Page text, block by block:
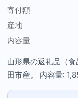
寄付額
産地
内容量
山形県の返礼品（
田市産。 内容量: